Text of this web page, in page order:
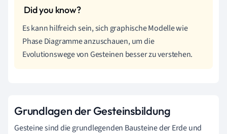
Es kann hilfreich sein, sich graphische Modelle wie
Phase Diagramme anzuschauen, um die
Evolutionswege von Gesteinen besser zu verstehen.
Grundlagen der Gesteinsbildung
Gesteine sind die grundlegenden Bausteine der Erde und